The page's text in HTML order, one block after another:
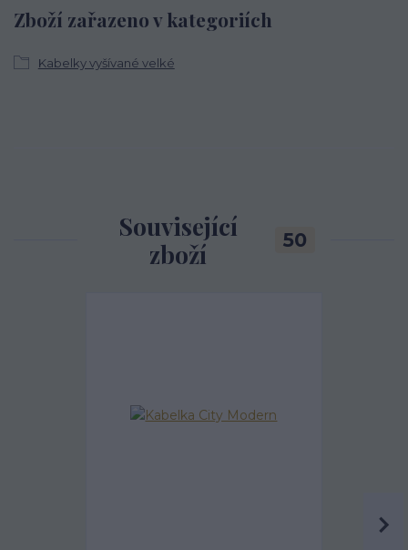
Zboží zařazeno v kategoriích
Kabelky vyšívané velké
Související
zboží
50